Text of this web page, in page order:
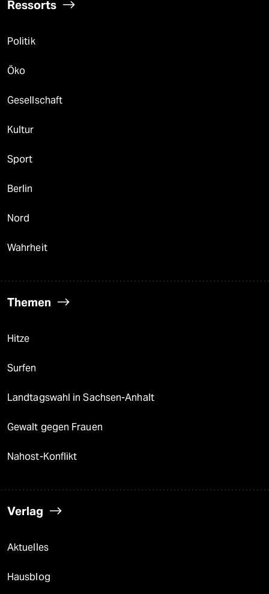
Ressorts
Politik
Öko
Gesellschaft
Kultur
Sport
Berlin
Nord
Wahrheit
Themen
Hitze
Surfen
Landtagswahl in Sachsen-Anhalt
Gewalt gegen Frauen
Nahost-Konflikt
Verlag
Aktuelles
Hausblog